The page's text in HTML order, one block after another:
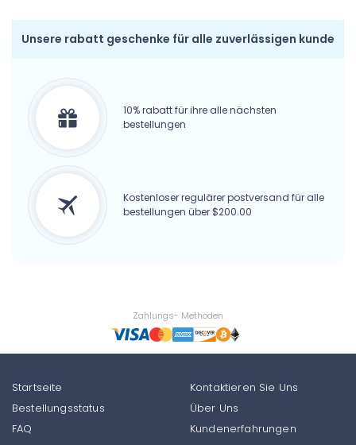
Unsere rabatt geschenke für alle zuverlässigen kunde
10% rabatt für ihre alle nächsten
bestellungen
Kostenloser regulärer postversand für alle
bestellungen über $200.00
Zahlungs- Methoden
Startseite
Bestellungsstatus
FAQ
Kontaktieren Sie Uns
Über Uns
Kundenerfahrungen